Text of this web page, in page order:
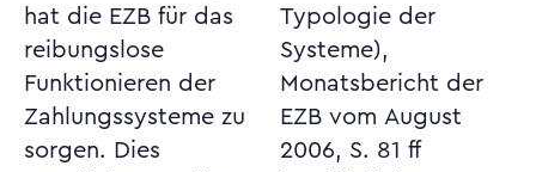
hat die EZB für das
reibungslose
Funktionieren der
Zahlungssysteme zu
sorgen. Dies
Typologie der
Systeme),
Monatsbericht der
EZB vom August
2006, S. 81 ff